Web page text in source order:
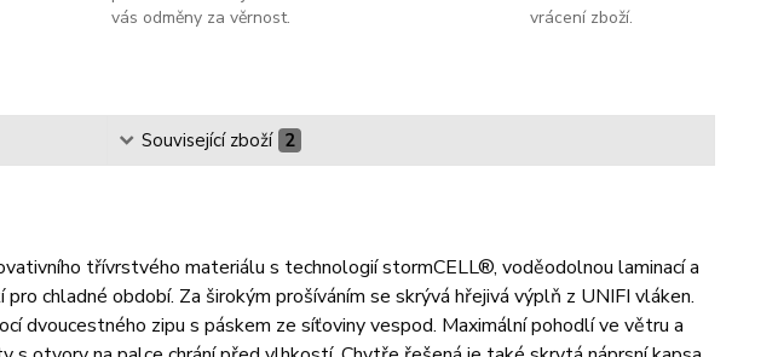
vás odměny za věrnost.
vrácení zboží.
Související zboží 2
třívrstvého materiálu s technologií stormCELL®, voděodolnou laminací a
chladné období. Za širokým prošíváním se skrývá hřejivá výplň z UNIFI vláken.
dvoucestného zipu s páskem ze síťoviny vespod. Maximální pohodlí ve větru a